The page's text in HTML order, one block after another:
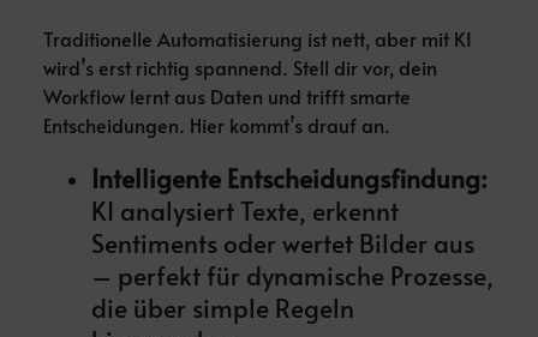
Traditionelle Automatisierung ist nett, aber mit KI
wird’s erst richtig spannend. Stell dir vor, dein
Workflow lernt aus Daten und trifft smarte
Entscheidungen. Hier kommt’s drauf an.
Intelligente Entscheidungsfindung:
KI analysiert Texte, erkennt
Sentiments oder wertet Bilder aus
– perfekt für dynamische Prozesse,
die über simple Regeln